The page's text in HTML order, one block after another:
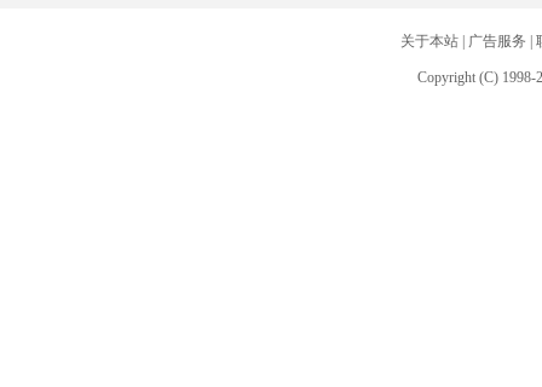
关于本站| 广告服务
Copyright (C) 1998-